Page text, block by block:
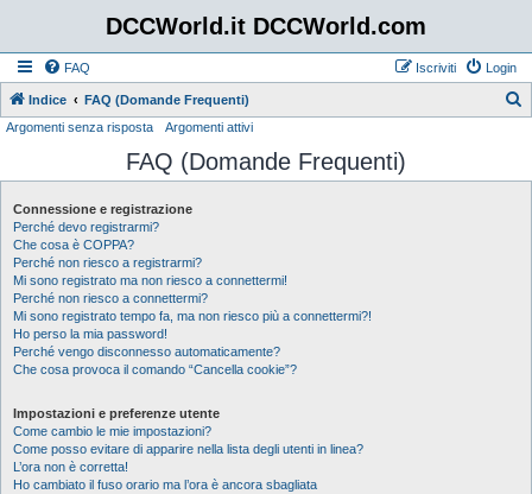
DCCWorld.it DCCWorld.com
FAQ Login
Iscriviti
Indice FAQ (Domande Frequenti)
c
Argomenti senza risposta Argomenti attivi
FAQ (Domande Frequenti)
Connessione e registrazione
Perché devo registrarmi?
Che cosa è COPPA?
Perché non riesco a registrarmi?
Mi sono registrato ma non riesco a connettermi!
Perché non riesco a connettermi?
Mi sono registrato tempo fa, ma non riesco più a connettermi?!
Ho perso la mia password!
Perché vengo disconnesso automaticamente?
Che cosa provoca il comando “Cancella cookie”?
Impostazioni e preferenze utente
Come cambio le mie impostazioni?
Come posso evitare di apparire nella lista degli utenti in linea?
L’ora non è corretta!
Ho cambiato il fuso orario ma l’ora è ancora sbagliata